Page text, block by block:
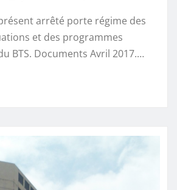
arrêté porte régime des
et des programmes
BTS. Documents Avril 2017.…